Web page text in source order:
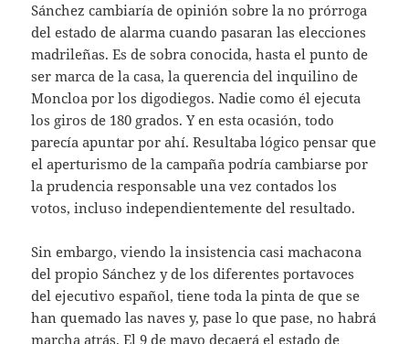
Sánchez cambiaría de opinión sobre la no prórroga
del estado de alarma cuando pasaran las elecciones
madrileñas. Es de sobra conocida, hasta el punto de
ser marca de la casa, la querencia del inquilino de
Moncloa por los digodiegos. Nadie como él ejecuta
los giros de 180 grados. Y en esta ocasión, todo
parecía apuntar por ahí. Resultaba lógico pensar que
el aperturismo de la campaña podría cambiarse por
la prudencia responsable una vez contados los
votos, incluso independientemente del resultado.
Sin embargo, viendo la insistencia casi machacona
del propio Sánchez y de los diferentes portavoces
del ejecutivo español, tiene toda la pinta de que se
han quemado las naves y, pase lo que pase, no habrá
marcha atrás. El 9 de mayo decaerá el estado de